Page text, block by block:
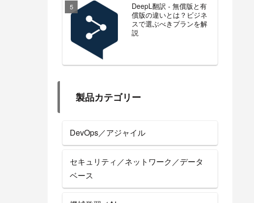
DeepL翻訳 - 無償版と有
償版の違いとは？ビジネ
スで選ぶべきプランを解
説
製品カテゴリー
DevOps／アジャイル
セキュリティ／ネットワーク／データ
ベース